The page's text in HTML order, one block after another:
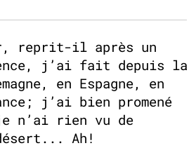
reprit-il après un
j’ai fait depuis la
en Espagne, en
j’ai bien promené
n’ai rien vu de
Ah!